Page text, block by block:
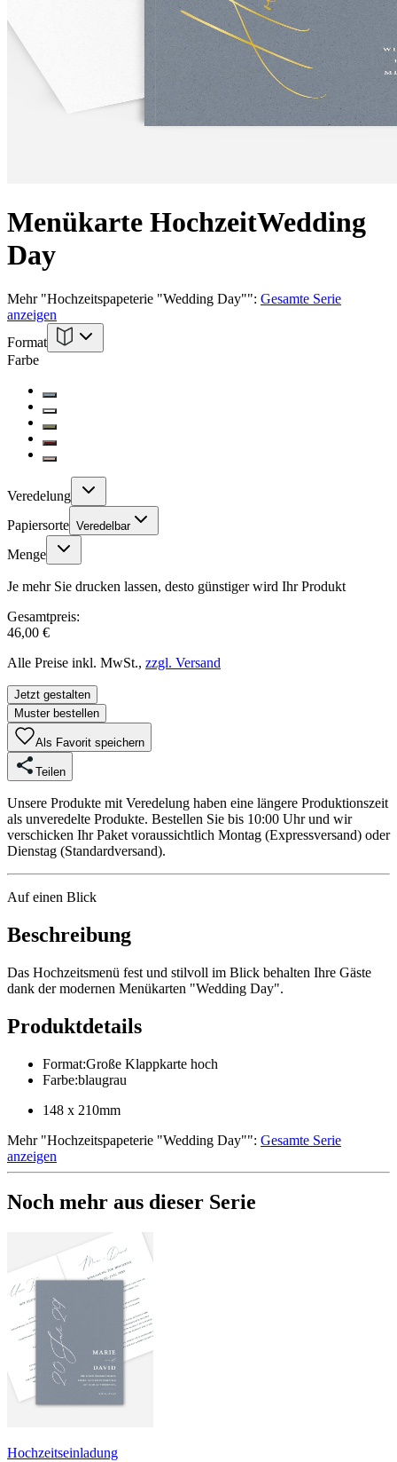
Menükarte HochzeitWedding
Day
Mehr"Hochzeitspapeterie "Wedding Day"": Gesamte Serie
anzeigen
Format
Farbe
Veredelung
Papiersorte Veredelbar
Menge
Je mehr Sie drucken lassen, desto günstiger wird Ihr Produkt
Gesamtpreis:
46,00 €
Alle Preise inkl. MwSt., zzgl. Versand
Jetzt gestalten
Muster bestellen
Als Favorit speichern
Teilen
Unsere Produkte mit Veredelung haben eine längere Produktionszeit
als unveredelte Produkte. Bestellen Sie bis 10:00 Uhr und wir
verschicken Ihr Paket voraussichtlich Montag (Expressversand) oder
Dienstag (Standardversand).
Auf einen Blick
Beschreibung
Das Hochzeitsmenü fest und stilvoll im Blick behalten Ihre Gäste
dank der modernen Menükarten "Wedding Day".
Produktdetails
Format:Große Klappkarte hoch
Farbe:blaugrau
148 x 210mm
Mehr"Hochzeitspapeterie "Wedding Day"": Gesamte Serie
anzeigen
Noch mehr aus dieser Serie
Hochzeitseinladung